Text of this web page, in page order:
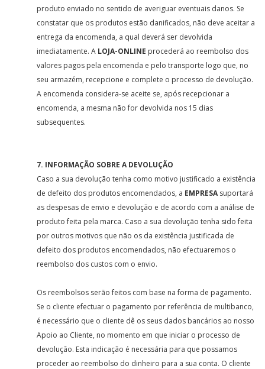
produto enviado no sentido de averiguar eventuais danos. Se
constatar que os produtos estão danificados, não deve aceitar a
entrega da encomenda, a qual deverá ser devolvida
imediatamente. A LOJA-ONLINE procederá ao reembolso dos
valores pagos pela encomenda e pelo transporte logo que, no
seu armazém, recepcione e complete o processo de devolução.
A encomenda considera-se aceite se, após recepcionar a
encomenda, a mesma não for devolvida nos 15 dias
subsequentes.
7. INFORMAÇÃO SOBRE A DEVOLUÇÃO
Caso a sua devolução tenha como motivo justificado a existência
de defeito dos produtos encomendados, a EMPRESAsuportará
as despesas de envio e devolução e de acordo com a análise de
produto feita pela marca. Caso a sua devolução tenha sido feita
por outros motivos que não os da existência justificada de
defeito dos produtos encomendados, não efectuaremos o
reembolso dos custos com o envio.
Os reembolsos serão feitos com base na forma de pagamento.
Se o cliente efectuar o pagamento por referência de multibanco,
é necessário que o cliente dê os seus dados bancários ao nosso
Apoio ao Cliente, no momento em que iniciar o processo de
devolução. Esta indicação é necessária para que possamos
proceder ao reembolso do dinheiro para a sua conta. O cliente